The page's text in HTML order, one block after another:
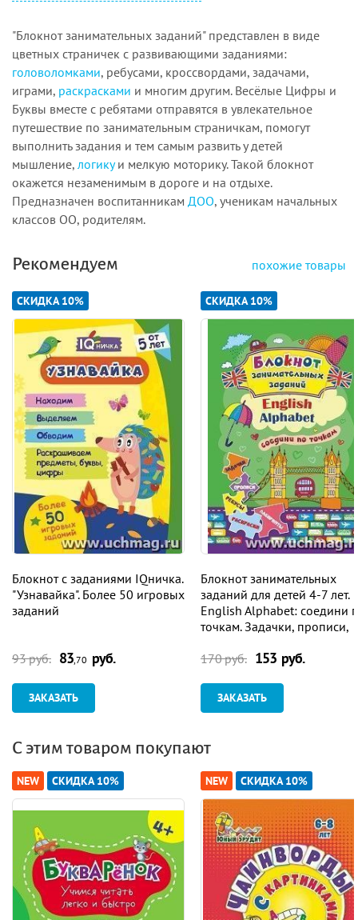
"Блокнот занимательных заданий" представлен в виде
цветных страничек с развивающими заданиями:
головоломками, ребусами, кроссвордами, задачами,
играми, раскрасками и многим другим. Весёлые Цифры и
Буквы вместе с ребятами отправятся в увлекательное
путешествие по занимательным страничкам, помогут
выполнить задания и тем самым развить у детей
мышление, логикуи мелкую моторику. Такой блокнот
окажется незаменимым в дороге и на отдыхе.
Предназначен воспитанникам ДОО, ученикам начальных
классов ОО, родителям.
Рекомендуем похожие товары
СКИДКА 10%
Блокнот с заданиями IQничка.
"Узнавайка". Более 50 игровых
заданий
93 руб. 83,70 руб.
ЗАКАЗАТЬ
СКИДКА 10%
Блокнот занимательных
заданий для детей 4-7 лет.
English Alphabet: соедини
точкам. Задачки, прописи,
170 руб. 153 руб.
ЗАКАЗАТЬ
С этим товаром покупают
NEW СКИДКА 10% NEW СКИДКА 10%